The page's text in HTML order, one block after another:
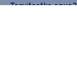
Tarvitsetko apua?